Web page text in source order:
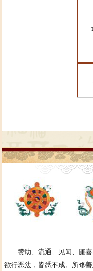
赞助、流通、见闻、随喜
欲行恶法，皆悉不成。所修